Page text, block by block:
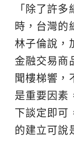
「除了許
時，台灣的
林子倫說，
金融交易商
聞樓梯響，
是重要因素
下談定即可
的建立可說